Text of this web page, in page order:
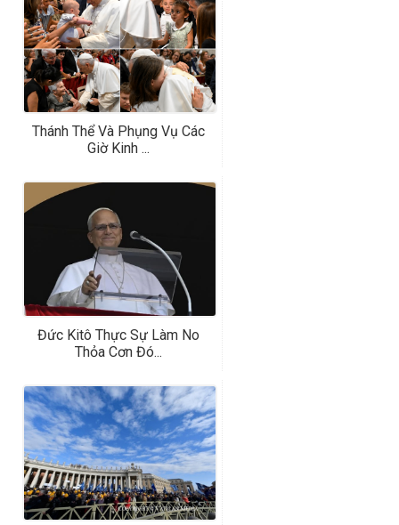
Thánh Thể Và Phụng Vụ Các
Giờ Kinh ...
Đức Kitô Thực Sự Làm No
Thỏa Cơn Đó...